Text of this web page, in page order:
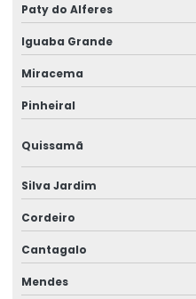
Etiquetas De Papel Couchê
Etiquetas De Preço Para Loja
Etiquetas De Qualidade Com
Etiquetas Eletrônicas E
Etiquetas Em Papel Para
Etiquetas Para Brindes E
Etiquetas Para Classificação
Etiquetas Para Comércio
Etiquetas Para Embalagens De
Paty do Alferes
Iguaba Grande
Miracema
Pinheiral
Quissamã
Silva Jardim
Cordeiro
Cantagalo
Mendes